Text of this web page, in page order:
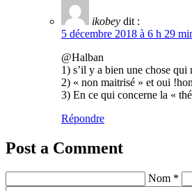
ikobey dit :
5 décembre 2018 à 6 h 29
@Halban
1) s’il y a bien une chose qui
2) « non maitrisé » et oui
3) En ce qui concerne la «
Répondre
Post a Comment
Nom *